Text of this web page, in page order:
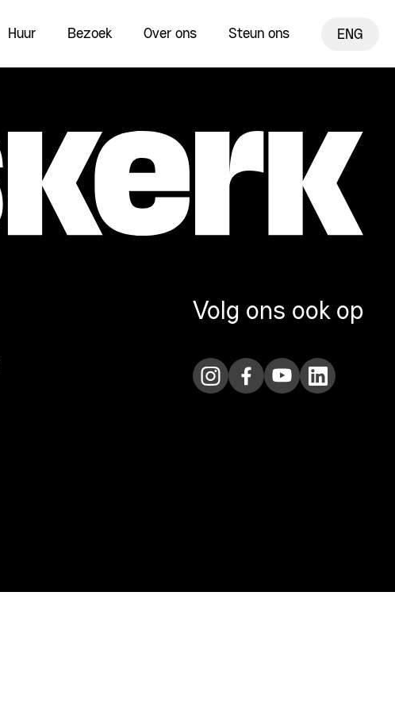
Huur Bezoek Over ons Steun ons ENG
Volg ons ook op